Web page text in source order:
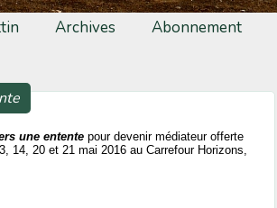
Archives Abonnement
une entente pour devenir médiateur offerte
14, 20 et 21 mai 2016 au Carrefour Horizons,